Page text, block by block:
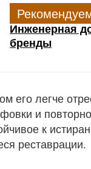
Инженерная
бренды
его легче
и
к
реставрации.